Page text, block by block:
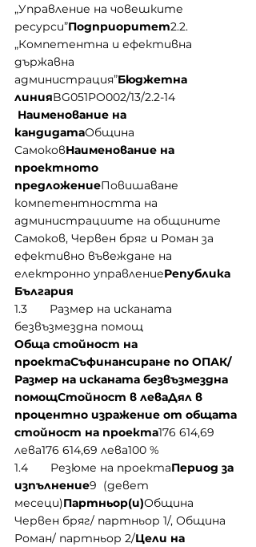
„Управление на човешките
ресурси”Подприоритет2.2.
„Компетентна и ефективна
държавна
администрация”Бюджетна
линияBG051PO002/13/2.2-14
Наименование на
кандидатаОбщина
СамоковНаименование на
проектното
предложениеПовишаване
компетентността на
администрациите на общините
Самоков, Червен бряг и Роман за
ефективно въвеждане на
електронно управлениеРепублика
България
1.3       Размер на исканата
безвъзмездна помощ
Обща стойност на
проектаСъфинансиране по ОПАК/
Размер на исканата безвъзмездна
помощСтойност в леваДял в
процентно изражение от общата
стойност на проекта176 614,69
лева176 614,69 лева100 %
1.4       Резюме на проектаПериод за
изпълнение9  (девет
месеци)Партньор(и)Община
Червен бряг/ партньор 1/, Община
Роман/ партньор 2/Цели на